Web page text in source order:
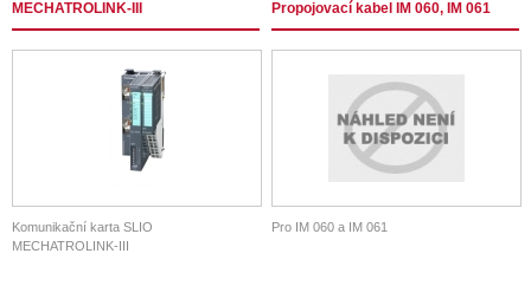
MECHATROLINK-III
Komunikační karta SLIO
MECHATROLINK-III
Propojovací kabel IM 060, IM 061
Pro IM 060 a IM 061